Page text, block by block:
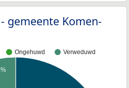
gemeente Komen-
Ongehuwd Verweduwd